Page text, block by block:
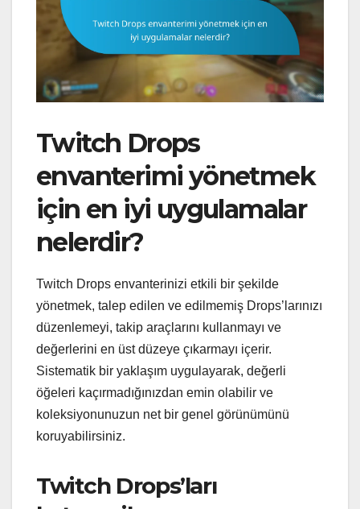
Twitch Drops
envanterimi yönetmek
için en iyi uygulamalar
nelerdir?
Twitch Drops envanterinizi etkili bir şekilde
yönetmek, talep edilen ve edilmemiş Drops’larınızı
düzenlemeyi, takip araçlarını kullanmayı ve
değerlerini en üst düzeye çıkarmayı içerir.
Sistematik bir yaklaşım uygulayarak, değerli
öğeleri kaçırmadığınızdan emin olabilir ve
koleksiyonunuzun net bir genel görünümünü
koruyabilirsiniz.
Twitch Drops’ları